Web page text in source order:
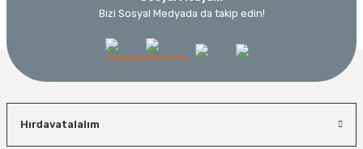
Bizi Sosyal Medyada da takip edin!
Hırdavatalalım